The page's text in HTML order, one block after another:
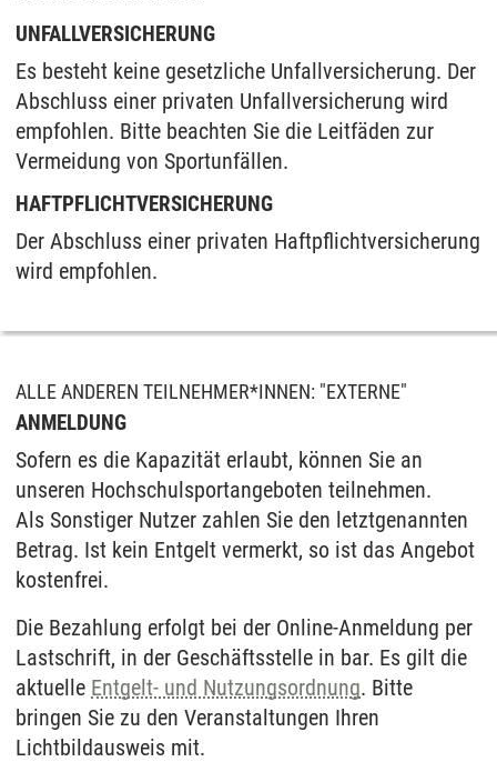
UNFALLVERSICHERUNG
Es besteht keine gesetzliche Unfallversicherung. Der
Abschluss einer privaten Unfallversicherung wird
empfohlen. Bitte beachten Sie die Leitfäden zur
Vermeidung von Sportunfällen.
HAFTPFLICHTVERSICHERUNG
Der Abschluss einer privaten Haftpflichtversicherung
wird empfohlen.
ALLE ANDEREN TEILNEHMER*INNEN: "EXTERNE"
ANMELDUNG
Sofern es die Kapazität erlaubt, können Sie an
unseren Hochschulsportangeboten teilnehmen.
Als Sonstiger Nutzer zahlen Sie den letztgenannten
Betrag. Ist kein Entgelt vermerkt, so ist das Angebot
kostenfrei.
Die Bezahlung erfolgt bei der Online-Anmeldung per
Lastschrift, in der Geschäftsstelle in bar. Es gilt die
aktuelle Entgelt- und Nutzungsordnung. Bitte
bringen Sie zu den Veranstaltungen Ihren
Lichtbildausweis mit.